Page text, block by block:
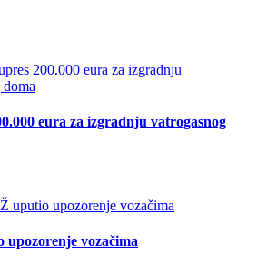
eura za izgradnju vatrogasnog
vozačima